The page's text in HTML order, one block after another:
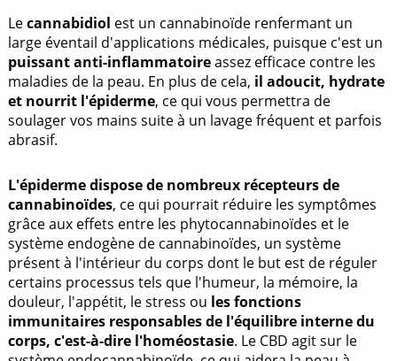
Lecannabidiol est un cannabinoïde renfermant un
large éventail d'applications médicales, puisque c'est un
puissant anti-inflammatoireassez efficace contre les
maladies de la peau. En plus de cela, il adoucit, hydrate
et nourrit l'épiderme, ce qui vous permettra de
soulager vos mains suite à un lavage fréquent et parfois
abrasif.
L'épiderme dispose de nombreux récepteurs de
cannabinoïdes, ce qui pourrait réduire les symptômes
grâce aux effets entre les phytocannabinoïdes et le
système endogène de cannabinoïdes, un système
présent à l'intérieur du corps dont le but est de réguler
certains processus tels que l'humeur, la mémoire, la
douleur, l'appétit, le stress ou les fonctions
immunitaires responsables de l'équilibre interne du
corps, c'est-à-dire l'homéostasie. Le CBD agit sur le